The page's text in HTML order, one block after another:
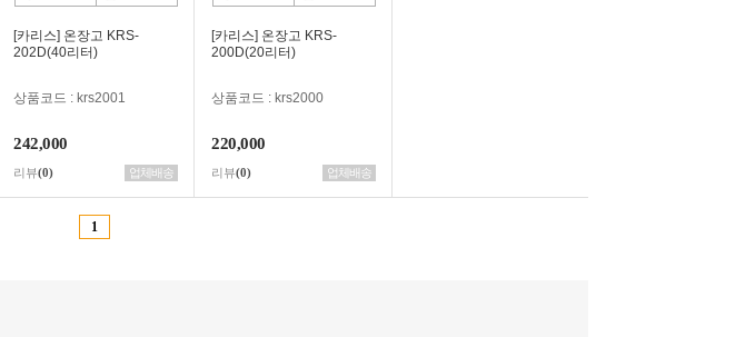
[카리스] 온장고 KRS-
202D(40리터)
상품코드 : krs2001
242,000
리뷰(0) 업체배송
[카리스] 온장고 KRS-
200D(20리터)
상품코드 : krs2000
220,000
리뷰(0) 업체배송
1